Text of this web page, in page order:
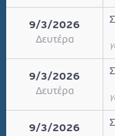
9/3/2026
Δευτέρα
9/3/2026
Δευτέρα
9/3/2026